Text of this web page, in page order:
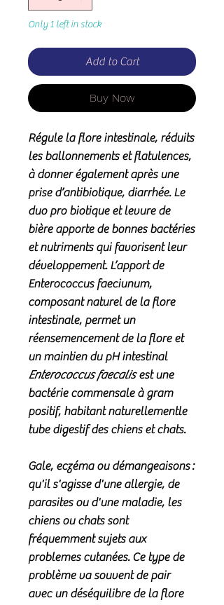
Only 1 left in stock
Add to Cart
Buy Now
Régule la flore intestinale, réduits
les ballonnements et flatulences,
à donner également après une
prise d’antibiotique, diarrhée. Le
duo pro biotique et levure de
bière apporte de bonnes bactéries
et nutriments qui favorisent leur
développement. L’apport de
Enterococcus faeciunum,
composant naturel de la flore
intestinale, permet un
réensemencement de la flore et
un maintien du pH intestinal
Enterococcus faecalisest une
bactérie commensale à gram
positif, habitant naturellementle
tube digestif des chiens et chats.
Gale, eczéma ou démangeaisons :
qu'il s'agisse d'une allergie, de
parasites ou d'une maladie, les
chiens ou chats sont
fréquemment sujets aux
problemes cutanées. Ce type de
problème va souvent de pair
avec un déséquilibre de la flore